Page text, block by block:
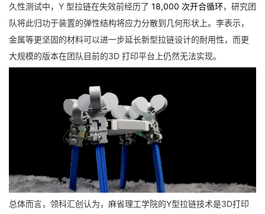
久性测试中，Y 型拉链在失效前经历了 18,000 次开合循环，研究团
队将此归功于装置的弹性结构将应力分散到几何形状上。李表示，
金属等更坚固的材料可以进一步延长新型拉链设计的耐用性，而更
大规模的版本在团队目前的3D 打印平台上仍然无法实现。
总体而言，领科汇创认为，麻省理工学院的Y型拉链技术是3D打印